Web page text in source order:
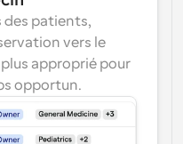
des patients,
vers le
approprié pour
opportun.